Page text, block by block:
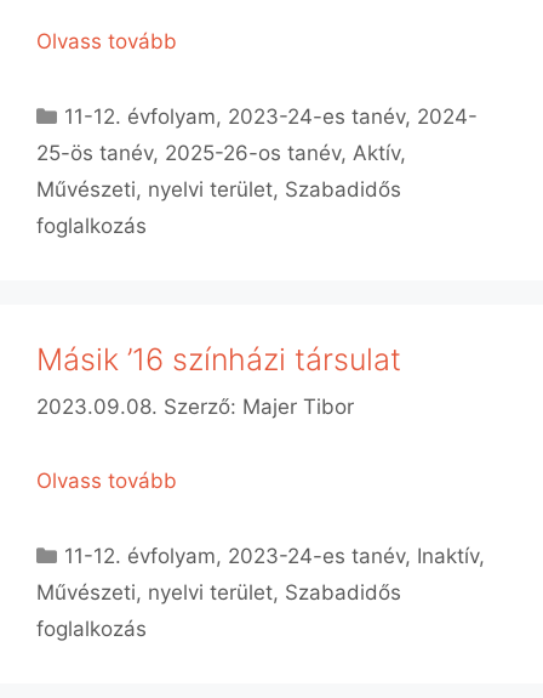
Olvass tovább
Kategória
11-12. évfolyam, 2023-24-es tanév, 2024-
25-ös tanév, 2025-26-os tanév, Aktív,
Művészeti, nyelvi terület, Szabadidős
foglalkozás
Másik ’16 színházi társulat
2023.09.08. Szerző: Majer Tibor
Olvass tovább
Kategória
11-12. évfolyam, 2023-24-es tanév, Inaktív,
Művészeti, nyelvi terület, Szabadidős
foglalkozás